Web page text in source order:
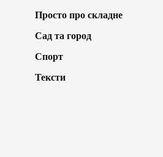
Просто про складне
Сад та город
Спорт
Тексти